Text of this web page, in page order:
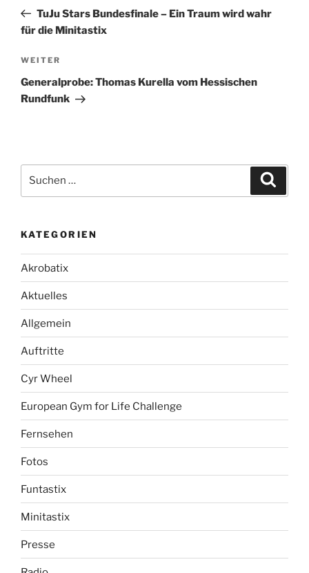
Beitrag
TuJu Stars Bundesfinale – Ein Traum wird wahr
für die Minitastix
Nächster
Beitrag
WEITER
Generalprobe: Thomas Kurella vom Hessischen
Rundfunk
nach:
KATEGORIEN
Akrobatix
Aktuelles
Allgemein
Auftritte
Cyr Wheel
European Gym for Life Challenge
Fernsehen
Fotos
Funtastix
Minitastix
Presse